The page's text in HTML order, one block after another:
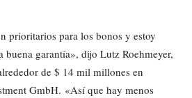
prioritarios para los bonos y estoy
buena garantía», dijo Lutz Roehmeyer,
de $ 14 mil millones en
GmbH. «Así que hay menos